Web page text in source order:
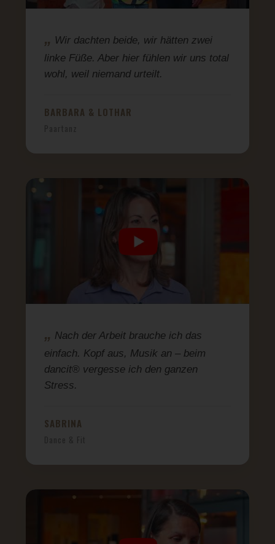
Wir dachten beide, wir hätten zwei
linke Füße. Aber hier fühlen wir uns total
wohl, weil niemand urteilt.
BARBARA & LOTHAR
Nach der Arbeit brauche ich das
einfach. Kopf aus, Musik an – beim
dancit® vergesse ich den ganzen
Stress.
SABRINA